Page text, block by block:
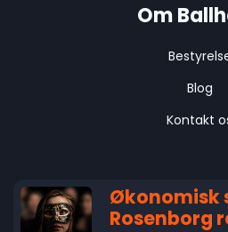
Om
Blog
Kontakt
Økonomisk
Rosenborg